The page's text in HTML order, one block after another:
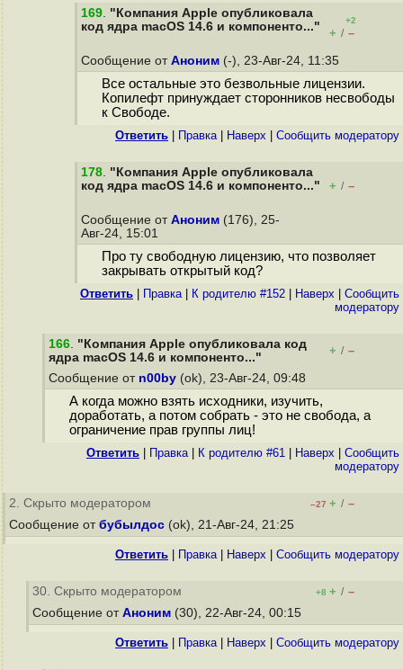
169. "Компания Apple опубликовала
код ядра macOS 14.6 и компоненто..."
+2
+ / –
Сообщение от Аноним (-), 23-Авг-24, 11:35
Все остальные это безвольные лицензии.
Копилефт принуждает сторонников несвободы
к Свободе.
Ответить Правка| Наверх Cообщить модератору
178. "Компания Apple опубликовала
код ядра macOS 14.6 и компоненто..."
+ / –
Сообщение от Аноним (176), 25-
Авг-24, 15:01
Про ту свободную лицензию, что позволяет
закрывать открытый код?
Ответить Правка| К родителю #152 Наверх
Cообщить
модератору
166. "Компания Apple опубликовала код
ядра macOS 14.6 и компоненто..."
+ / –
Сообщение от n00by (ok), 23-Авг-24, 09:48
А когда можно взять исходники, изучить,
доработать, а потом собрать - это не свобода, а
ограничение прав группы лиц!
Ответить Правка| К родителю #61 Наверх
Cообщить
модератору
2. Скрыто модератором –27 + / –
Сообщение от бубылдос (ok), 21-Авг-24, 21:25
Ответить Правка| Наверх Cообщить модератору
30. Скрыто модератором +8 + / –
Сообщение от Аноним (30), 22-Авг-24, 00:15
Ответить Правка| Наверх Cообщить модератору